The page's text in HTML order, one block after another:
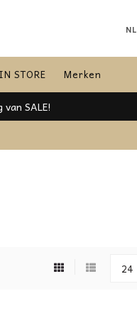
NL
STORE Merken
SALE!